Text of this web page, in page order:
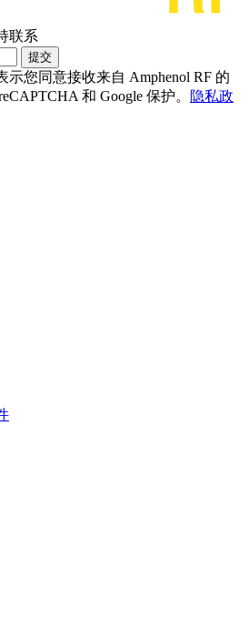
联系
提交
您同意接收来自 Amphenol RF 的
和 Google 保护。
隐私政